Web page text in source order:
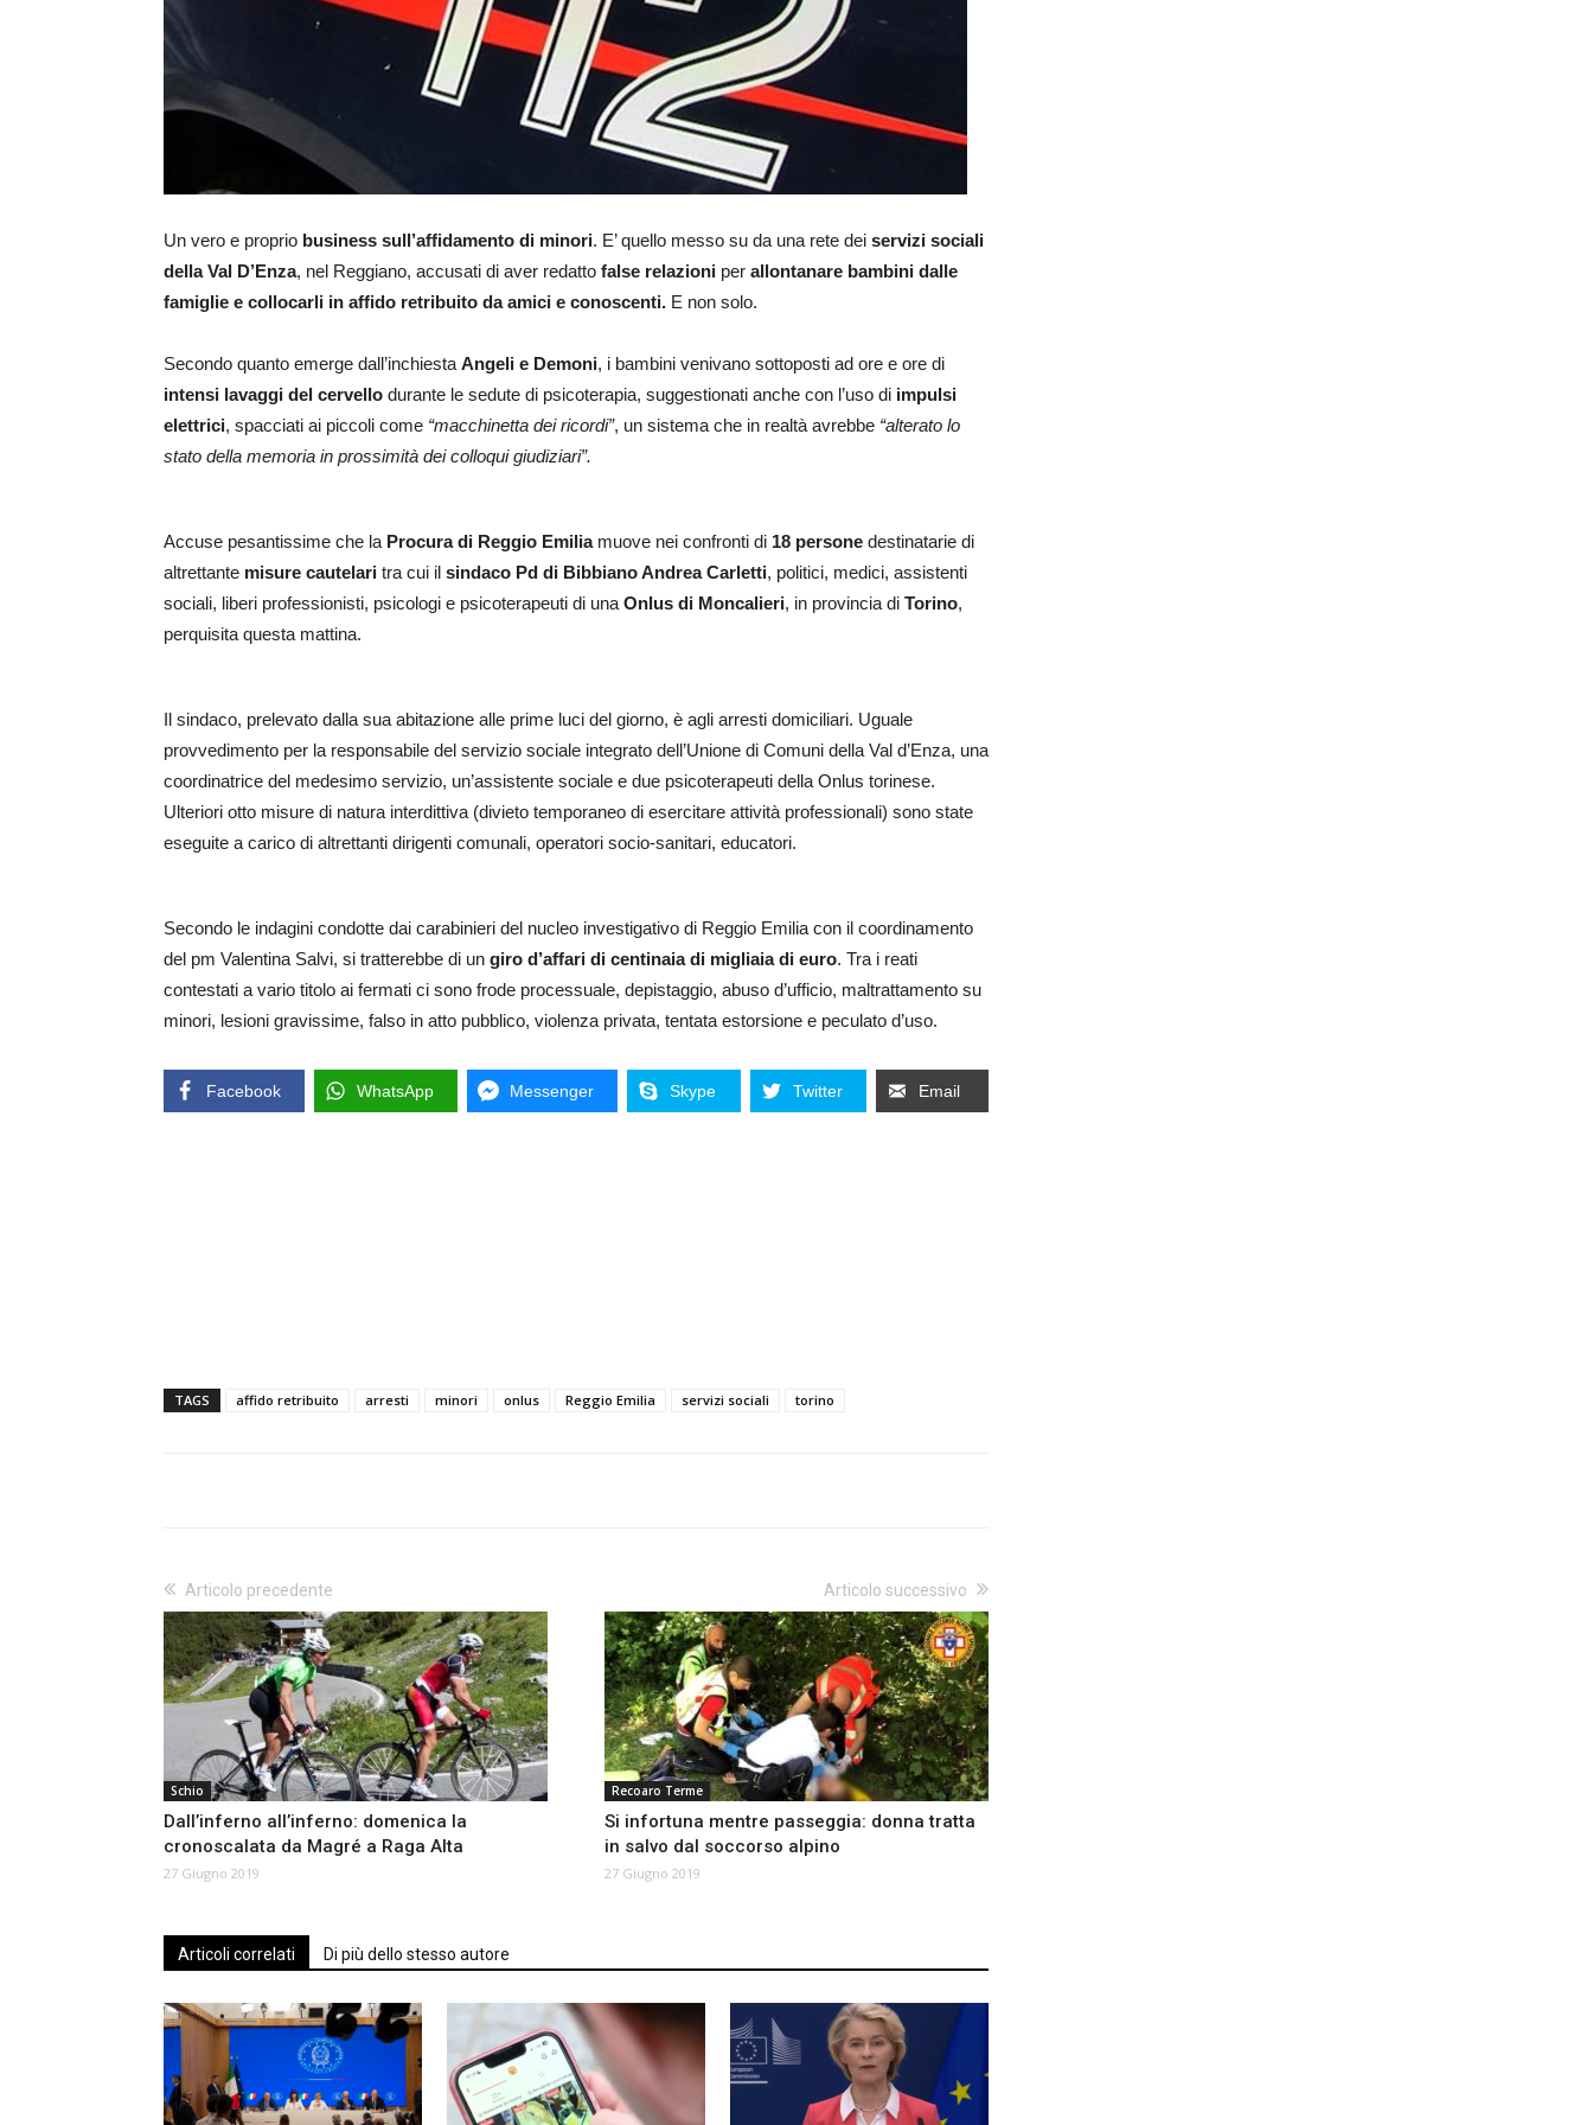
Un vero e proprio business sull’affidamento di minori. E’ quello messo su da una rete dei servizi sociali
della Val D’Enza, nel Reggiano, accusati di aver redatto false relazioni per allontanare bambini dalle
famiglie e collocarli in affido retribuito da amici e conoscenti. E non solo.
Secondo quanto emerge dall’inchiesta Angeli e Demoni, i bambini venivano sottoposti ad ore e ore di
intensi lavaggi del cervello durante le sedute di psicoterapia, suggestionati anche con l’uso di impulsi
elettrici, spacciati ai piccoli come “macchinetta dei ricordi”, un sistema che in realtà avrebbe “alterato lo
stato della memoria in prossimità dei colloqui giudiziari”.
Accuse pesantissime che la Procura di Reggio Emiliamuove nei confronti di 18 persone destinatarie di
altrettante misure cautelari tra cui il sindaco Pd di Bibbiano Andrea Carletti, politici, medici, assistenti
sociali, liberi professionisti, psicologi e psicoterapeuti di una Onlus di Moncalieri, in provincia di Torino,
perquisita questa mattina.
Il sindaco, prelevato dalla sua abitazione alle prime luci del giorno, è agli arresti domiciliari. Uguale
provvedimento per la responsabile del servizio sociale integrato dell’Unione di Comuni della Val d’Enza, una
coordinatrice del medesimo servizio, un’assistente sociale e due psicoterapeuti della Onlus torinese.
Ulteriori otto misure di natura interdittiva (divieto temporaneo di esercitare attività professionali) sono state
eseguite a carico di altrettanti dirigenti comunali, operatori socio-sanitari, educatori.
Secondo le indagini condotte dai carabinieri del nucleo investigativo di Reggio Emilia con il coordinamento
del pm Valentina Salvi, si tratterebbe di un giro d’affari di centinaia di migliaia di euro. Tra i reati
contestati a vario titolo ai fermati ci sono frode processuale, depistaggio, abuso d’ufficio, maltrattamento su
minori, lesioni gravissime, falso in atto pubblico, violenza privata, tentata estorsione e peculato d’uso.
Facebook WhatsApp Messenger Skype Twitter Email
TAGS affido retribuito arresti minori onlus Reggio Emilia servizi sociali torino
Articolo precedente
Schio
Dall’inferno all’inferno: domenica la
cronoscalata da Magré a Raga Alta
27 Giugno 2019
Articolo successivo
Recoaro Terme
Si infortuna mentre passeggia: donna tratta
in salvo dal soccorso alpino
27 Giugno 2019
Articoli correlati Di più dello stesso autore